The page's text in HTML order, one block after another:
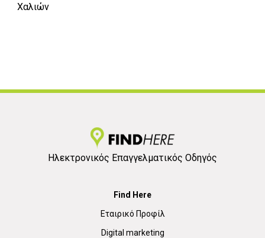
Χαλιών
Ηλεκτρονικός Επαγγελματικός Οδηγός
Find Here
Εταιρικό Προφίλ
Digital marketing